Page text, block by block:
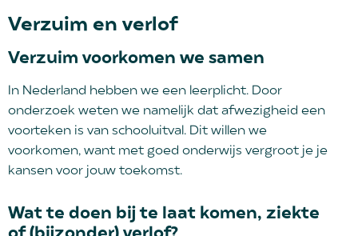
Verzuim en verlof
Verzuim voorkomen we samen
In Nederland hebben we een leerplicht. Door
onderzoek weten we namelijk dat afwezigheid een
voorteken is van schooluitval. Dit willen we
voorkomen, want met goed onderwijs vergroot je je
kansen voor jouw toekomst.
Wat te doen bij te laat komen, ziekte